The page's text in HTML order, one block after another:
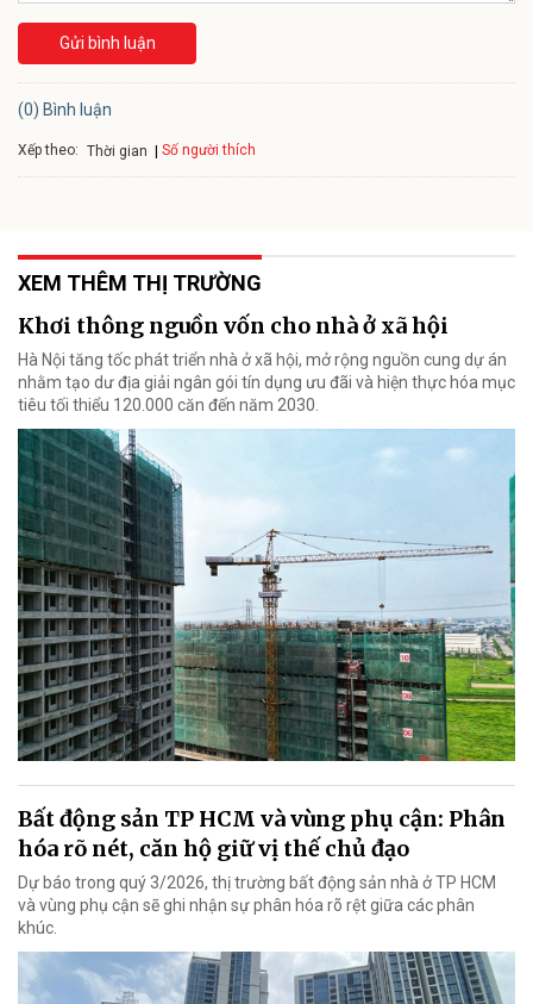
Gửi bình luận
(0) Bình luận
Xếp theo: Thời gian Số người thích
XEM THÊM THỊ TRƯỜNG
Khơi thông nguồn vốn cho nhà ở xã hội
Hà Nội tăng tốc phát triển nhà ở xã hội, mở rộng nguồn cung dự án
nhằm tạo dư địa giải ngân gói tín dụng ưu đãi và hiện thực hóa mục
tiêu tối thiểu 120.000 căn đến năm 2030.
Bất động sản TP HCM và vùng phụ cận: Phân
hóa rõ nét, căn hộ giữ vị thế chủ đạo
Dự báo trong quý 3/2026, thị trường bất động sản nhà ở TP HCM
và vùng phụ cận sẽ ghi nhận sự phân hóa rõ rệt giữa các phân
khúc.